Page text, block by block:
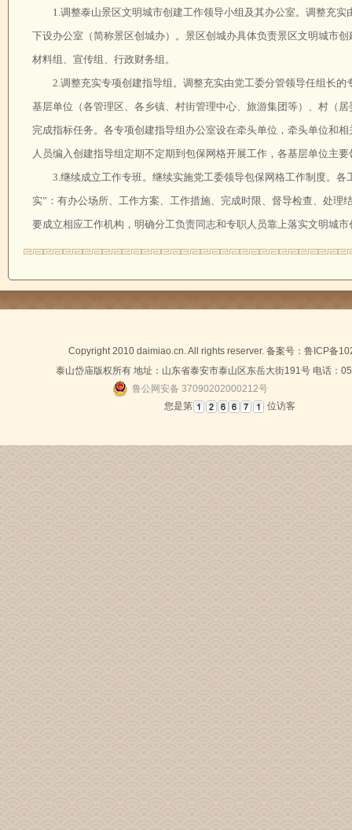
1.调整泰山景区文明城市创建工作领导小组及其办公室。调整充
下设办公室（简称景区创城办）。景区创城办具体负责景区文明城市
材料组、宣传组、行政财务组。
2.调整充实专项创建指导组。调整充实由党工委分管领导任组长
基层单位（各管理区、各乡镇、村街管理中心、旅游集团等）、村（
完成指标任务。各专项创建指导组办公室设在牵头单位，牵头单位和
人员编入创建指导组定期不定期到包保网格开展工作，各基层单位主
3.继续成立工作专班。继续实施党工委领导包保网格工作制度。
实”：有办公场所、工作方案、工作措施、完成时限、督导检查、处
要成立相应工作机构，明确分工负责同志和专职人员靠上落实文明城
Copyright 2010 daimiao.cn. All rights reserver. 备案号： 鲁ICP备
泰山岱庙版权所有 地址：山东省泰安市泰山区东岳大街191号 电话：
鲁公网安备 37090202000212号
您是第
位访客